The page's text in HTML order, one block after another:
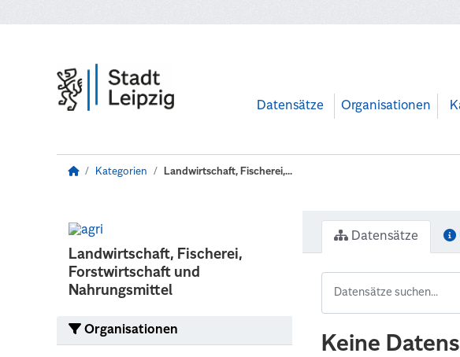
Datensätze Organisationen
Kategorien Landwirtschaft, Fischerei,...
Landwirtschaft, Fischerei,
Forstwirtschaft und
Nahrungsmittel
Organisationen
Datensätze
Keine